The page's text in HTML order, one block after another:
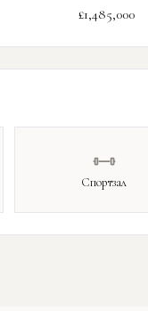
£1,485,000
Спортзал